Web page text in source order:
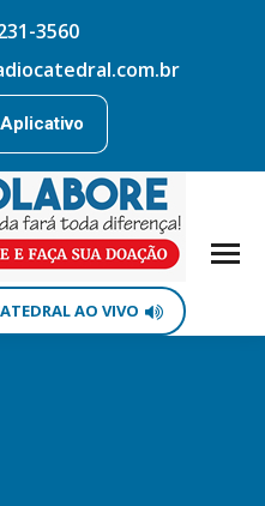
3560
AO VIVO